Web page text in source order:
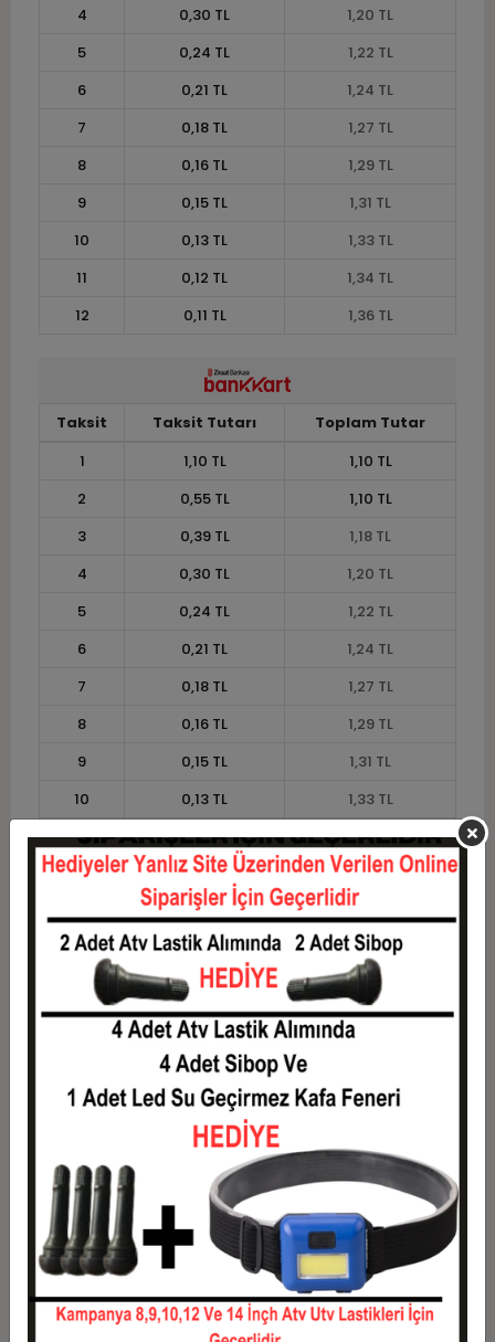
4
0,30 TL
1,20 TL
5
0,24 TL
1,22 TL
6
0,21 TL
1,24 TL
7
0,18 TL
1,27 TL
8
0,16 TL
1,29 TL
9
0,15 TL
1,31 TL
10
0,13 TL
1,33 TL
11
0,12 TL
1,34 TL
12
0,11 TL 1,36 TL
Taksit Taksit Tutarı
Toplam Tutar
1
1,10 TL
1,10 TL
2
0,55 TL
1,10 TL
3
0,39 TL
1,18 TL
4
0,30 TL
1,20 TL
5
0,24 TL
1,22 TL
6
0,21 TL
1,24 TL
7
0,18 TL
1,27 TL
8
0,16 TL
1,29 TL
9
0,15 TL
1,31 TL
10
0,13 TL
1,33 TL
11
0,12 TL
1,34 TL
12
0,11 TL 1,36 TL
Taksit Taksit Tutarı
Toplam Tutar
1
1,10 TL
1,10 TL
0,55 TL
3
0,39 TL
1,18 TL
0,30 TL
5
0,24 TL
6
0,21 TL
1,24 TL
7
0,18 TL
1,27 TL
8
1,29 TL
9
0,15 TL 1,31 TL